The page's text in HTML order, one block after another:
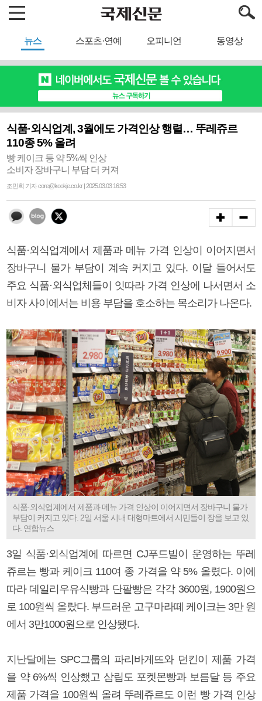
뉴스 스포츠·연예 오피니언 동영상
식품·외식업계, 3월에도 가격인상 행렬… 뚜레쥬르
110종 5% 올려
빵 케이크 등 약 5%씩 인상
소비자 장바구니 부담 더 커져
조민희 기자 core@kookje.co.kr | 2025.03.03 16:53
식품·외식업계에서 제품과 메뉴 가격 인상이 이어지면서
장바구니 물가 부담이 계속 커지고 있다. 이달 들어서도
주요 식품·외식업체들이 잇따라 가격 인상에 나서면서 소
비자 사이에서는 비용 부담을 호소하는 목소리가 나온다.
식품·외식업계에서 제품과 메뉴 가격 인상이 이어지면서 장바구니 물가
부담이 커지고 있다. 2일 서울 시내 대형마트에서 시민들이 장을 보고 있
다. 연합뉴스
3일 식품·외식업계에 따르면 CJ푸드빌이 운영하는 뚜레
쥬르는 빵과 케이크 110여 종 가격을 약 5% 올렸다. 이에
따라 데일리우유식빵과 단팥빵은 각각 3600원, 1900원으
로 100원씩 올랐다. 부드러운 고구마라떼 케이크는 3만 원
에서 3만1000원으로 인상됐다.
지난달에는 SPC그룹의 파리바게뜨와 던킨이 제품 가격
을 약 6%씩 인상했고 삼립도 포켓몬빵과 보름달 등 주요
제품 가격을 100원씩 올려 뚜레쥬르도 이런 빵 가격 인상